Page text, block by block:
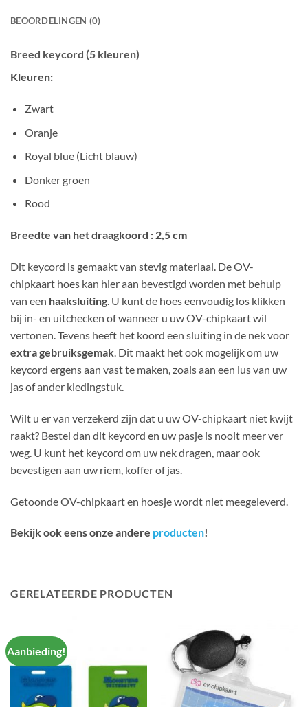
BEOORDELINGEN (0)
Breed keycord (5 kleuren)
Kleuren:
Zwart
Oranje
Royal blue (Licht blauw)
Donker groen
Rood
Breedte van het draagkoord : 2,5 cm
Dit keycord is gemaakt van stevig materiaal. De OV-
chipkaart hoes kan hier aan bevestigd worden met behulp
van een haaksluiting. U kunt de hoes eenvoudig los klikken
bij in- en uitchecken of wanneer u uw OV-chipkaart wil
vertonen. Tevens heeft het koord een sluiting in de nek voor
extra gebruiksgemak. Dit maakt het ook mogelijk om uw
keycord ergens aan vast te maken, zoals aan een lus van uw
jas of ander kledingstuk.
Wilt u er van verzekerd zijn dat u uw OV-chipkaart niet kwijt
raakt? Bestel dan dit keycord en uw pasje is nooit meer ver
weg. U kunt het keycord om uw nek dragen, maar ook
bevestigen aan uw riem, koffer of jas.
Getoonde OV-chipkaart en hoesje wordt niet meegeleverd.
Bekijk ook eens onze andere producten!
GERELATEERDE PRODUCTEN
Aanbieding!